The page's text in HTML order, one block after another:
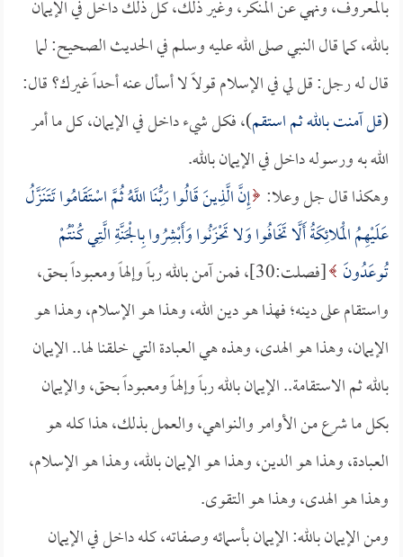
بالمعروف، ونهي عن المنكر، وغير ذلك، كل ذلك داخل في الإيمان
بالله، كما قال النبي صلى الله عليه وسلم في الحديث الصحيح: لما
قال له رجل: قل لي في الإسلام قولاً لا أسأل عنه أحداً غيرك؟ قال:
(قل آمنت بالله ثم استقم)، فكل شيء داخل في الإيمان، كل ما أمر
الله به ورسوله داخل في الإيمان بالله.
وهكذا قال جل وعلا: إِنَّ الَّذِينَ قَالُوا رَبُّنَا اللَّهُ ثُمَّ اسْتَقَامُوا تَتَنَزَّلُ
عَلَيْهِمُ الْمَلائِكَةُ أَلَّا تَخَافُوا وَلا تَحْزَنُوا وَأَبْشِرُوا بِالْجَنَّةِ الَّتِي كُنْتُمْ
تُوعَدُونَ
[فصلت:30]، فمن آمن بالله رباً وإلهاً ومعبوداً بحق،
واستقام على دينه؛ فهذا هو دين الله، وهذا هو الإسلام، وهذا هو
الإيمان، وهذا هو الهدى، وهذه هي العبادة التي خلقنا لها.. الإيمان
بالله ثم الاستقامة.. الإيمان بالله رباً وإلهاً ومعبوداً بحق، والإيمان
بكل ما شرع من الأوامر والنواهي، والعمل بذلك، هذا كله هو
العبادة، وهذا هو الدين، وهذا هو الإيمان بالله، وهذا هو الإسلام،
وهذا هو الهدى، وهذا هو التقوى.
ومن الإيمان بالله: الإيمان بأسمائه وصفاته، كله داخل في الإيمان